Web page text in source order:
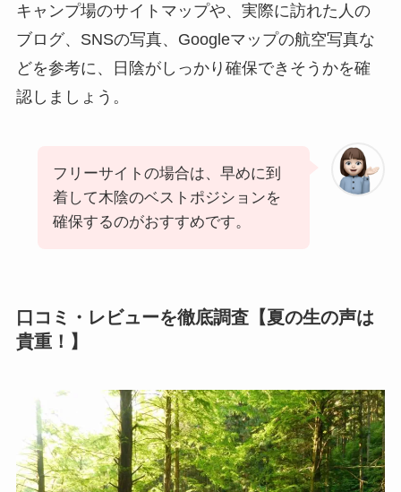
キャンプ場のサイトマップや、実際に訪れた人の
ブログ、SNSの写真、Googleマップの航空写真な
どを参考に、日陰がしっかり確保できそうかを確
認しましょう。
フリーサイトの場合は、早めに到
着して木陰のベストポジションを
確保するのがおすすめです。
口コミ・レビューを徹底調査【夏の生の声は
貴重！】